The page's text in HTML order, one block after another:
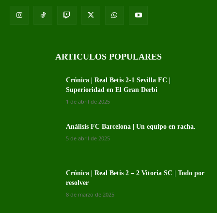
ARTICULOS POPULARES
Crónica | Real Betis 2-1 Sevilla FC |
Superioridad en El Gran Derbi
1 de abril de 2025
Análisis FC Barcelona | Un equipo en racha.
5 de abril de 2025
Crónica | Real Betis 2 – 2 Vitoria SC | Todo por
resolver
8 de marzo de 2025